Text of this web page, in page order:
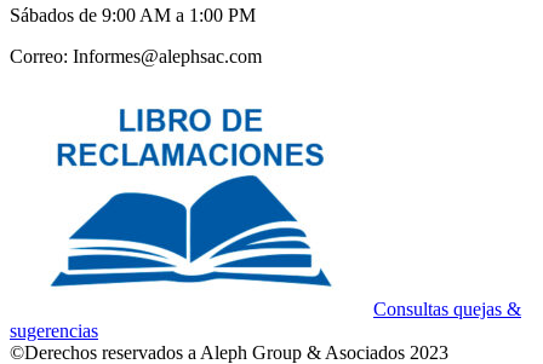
Sábados de 9:00 AM a 1:00 PM
Correo: Informes@alephsac.com
Consultas quejas &
sugerencias
©Derechos reservados a Aleph Group & Asociados 2023